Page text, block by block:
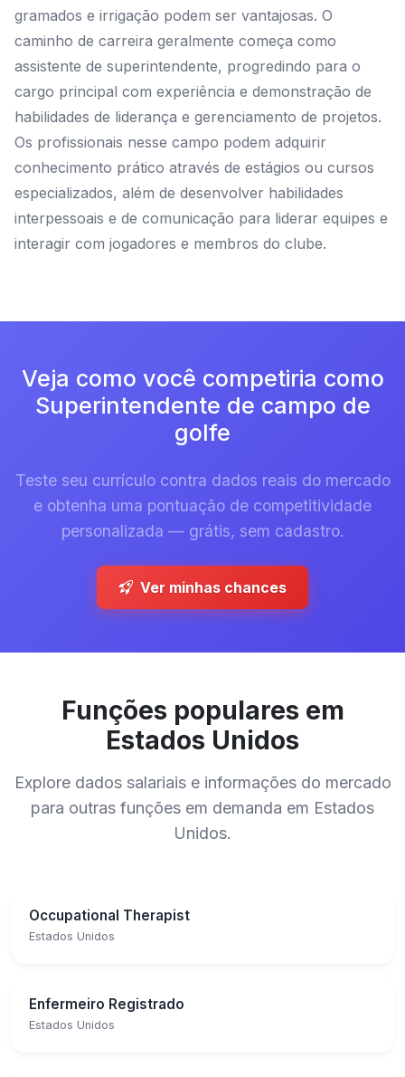
gramados e irrigação podem ser vantajosas. O
caminho de carreira geralmente começa como
assistente de superintendente, progredindo para o
cargo principal com experiência e demonstração de
habilidades de liderança e gerenciamento de projetos.
Os profissionais nesse campo podem adquirir
conhecimento prático através de estágios ou cursos
especializados, além de desenvolver habilidades
interpessoais e de comunicação para liderar equipes e
interagir com jogadores e membros do clube.
Veja como você competiria como
Superintendente de campo de
golfe
Teste seu currículo contra dados reais do mercado
e obtenha uma pontuação de competitividade
personalizada — grátis, sem cadastro.
Ver minhas chances
Funções populares em
Estados Unidos
Explore dados salariais e informações do mercado
para outras funções em demanda em Estados
Unidos.
Occupational Therapist
Estados Unidos
Enfermeiro Registrado
Estados Unidos